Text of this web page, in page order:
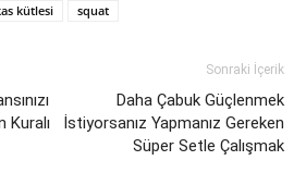
kütlesi squat
Kuralı
Sonraki İçerik
Daha Çabuk Güçlenmek
İstiyorsanız Yapmanız Gereken
Süper Setle Çalışmak